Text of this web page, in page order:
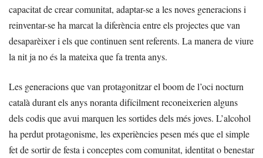
capacitat de crear comunitat, adaptar-se a les noves generacions i
reinventar-se ha marcat la diferència entre els projectes que van
desaparèixer i els que continuen sent referents. La manera de viure
la nit ja no és la mateixa que fa trenta anys.
Les generacions que van protagonitzar el boom de l’oci nocturn
català durant els anys noranta difícilment reconeixerien alguns
dels codis que avui marquen les sortides dels més joves. L’alcohol
ha perdut protagonisme, les experiències pesen més que el simple
fet de sortir de festa i conceptes com comunitat, identitat o benestar